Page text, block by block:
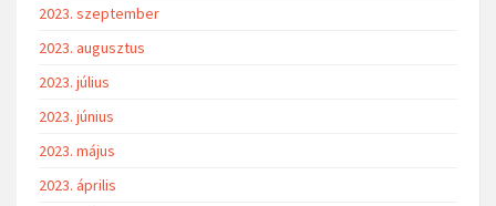
2023. szeptember
2023. augusztus
2023. július
2023. június
2023. május
2023. április